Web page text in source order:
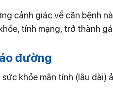
cảnh giác về căn bệnh
tính mạng, trở thành
đường
khỏe mãn tính (lâu